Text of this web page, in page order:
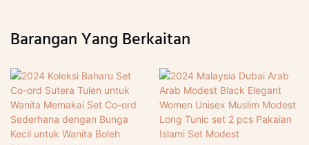
Barangan Yang Berkaitan